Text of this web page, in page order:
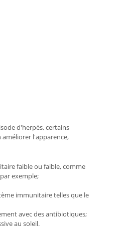
d'herpès, certains
l'apparence,
faible ou faible, comme
exemple;
immunitaire telles que le
avec des antibiotiques;
au soleil.